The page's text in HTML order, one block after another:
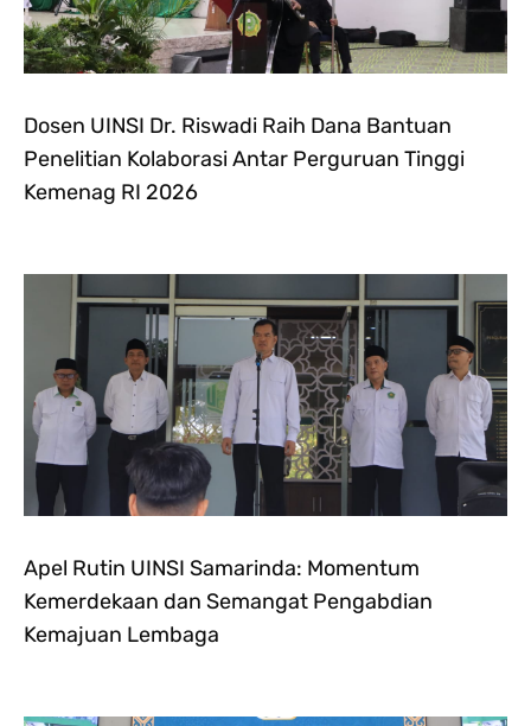
Dosen UINSI Dr. Riswadi Raih Dana Bantuan
Penelitian Kolaborasi Antar Perguruan Tinggi
Kemenag RI 2026
Apel Rutin UINSI Samarinda: Momentum
Kemerdekaan dan Semangat Pengabdian
Kemajuan Lembaga